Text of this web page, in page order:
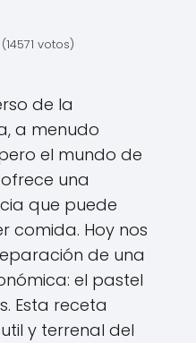
votos)
de la
a menudo
el mundo de
una
que puede
comida. Hoy nos
de una
el pastel
Esta receta
y terrenal del